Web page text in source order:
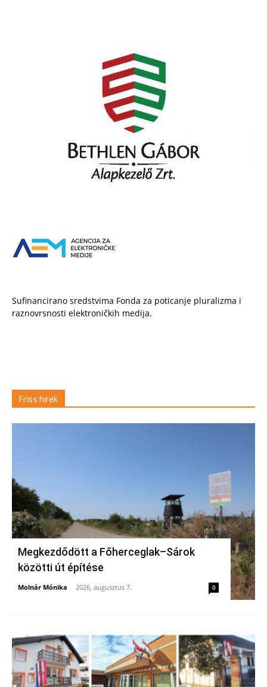
Sufinancirano sredstvima Fonda za poticanje pluralizma i
raznovrsnosti elektroničkih medija.
Friss hírek
Megkezdődött a Főherceglak–Sárok
közötti út építése
Molnár Mónika - 2026, augusztus 7. 0